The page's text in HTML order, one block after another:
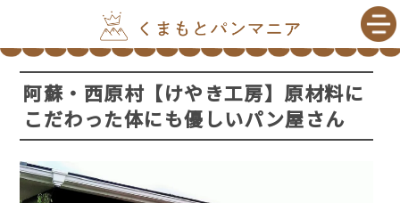
阿蘇・西原村【けやき工房】原材料に
こだわった体にも優しいパン屋さん